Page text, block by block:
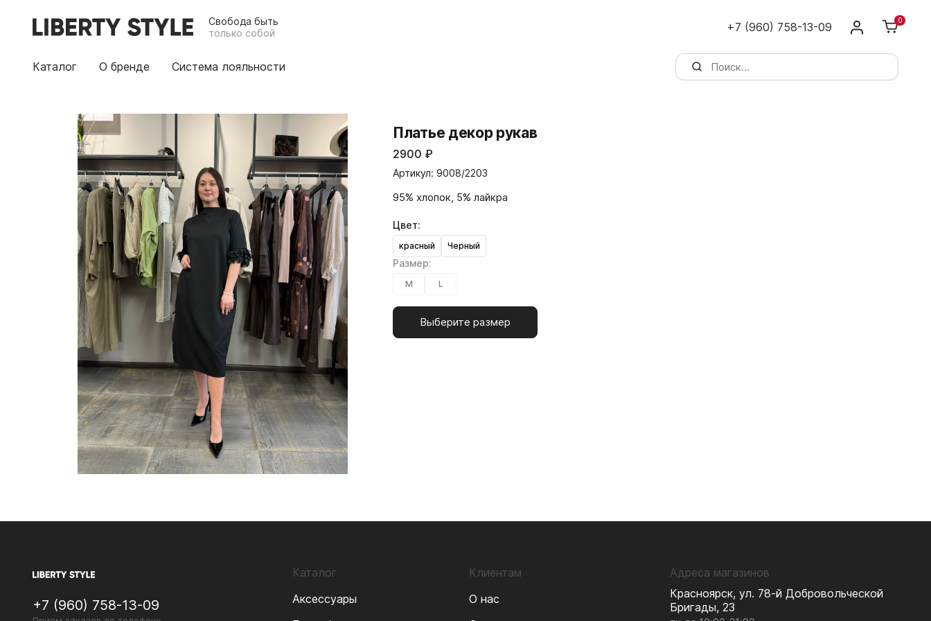
Свобода быть
только собой
+7 (960) 758-13-09 0
Каталог О бренде Система лояльности
Платье декор рукав
2900 ₽
Артикул: 9008/2203
95% хлопок, 5% лайкра
Цвет:
красный Черный
Размер:
М L
Выберите размер
+7 (960) 758-13-09
Каталог
Аксессуары
Клиентам
О нас
Адреса магазинов
Красноярск, ул. 78-й Добровольческой
Бригады, 23